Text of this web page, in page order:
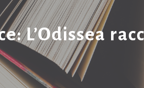
L’Odissea